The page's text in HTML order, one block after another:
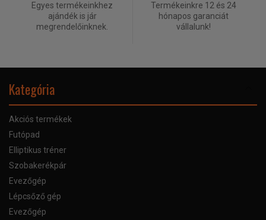
Egyes termékeinkhez
ajándék is jár
megrendelőinknek.
Termékeinkre 12 és 24
hónapos garanciát
vállalunk!
Kategória
Akciós termékek
Futópad
Elliptikus tréner
Szobakerékpár
Evezőgép
Lépcsőző gép
Evezőgép